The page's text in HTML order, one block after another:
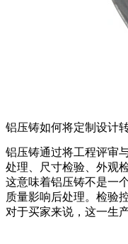
铝压铸如何将定制设计
铝压铸通过将工程评审
处理、尺寸检验、外观
这意味着铝压铸不是一
质量影响后处理。检验
对于买家来说，这一生